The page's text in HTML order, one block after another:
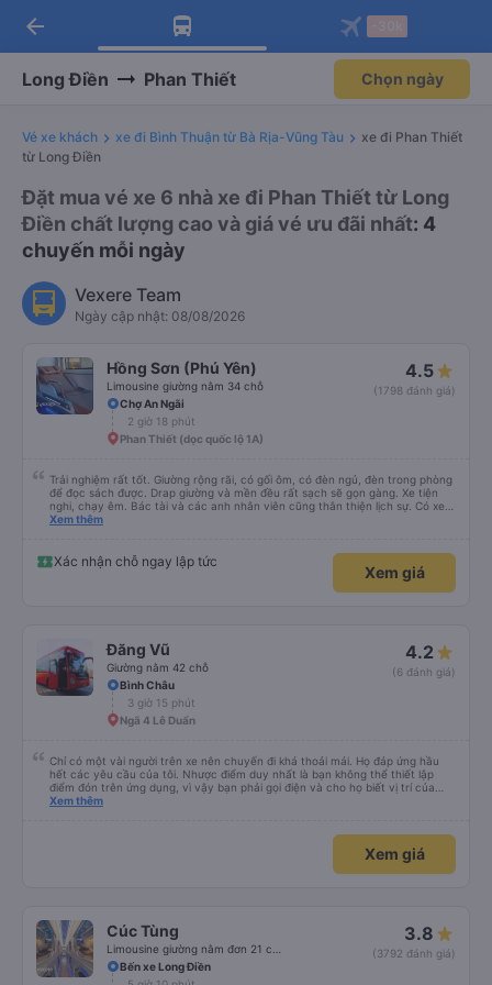
Tải app Vexere ngay!
Nhận ưu đãi thành viên độc
Mở app
Tải app Vexere
-30k/ghế khi đặt vé máy bay qua
Mở app
arrow_back
Long Điền Phan Thiết Chọn ngày
Vé xe khách xe đi Bình Thuận từ Bà Rịa-Vũng Tàu
xe đi Phan Thiết
từ Long Điền
Đặt mua vé xe 6 nhà xe đi Phan Thiết từ Long
Điền chất lượng cao và giá vé ưu đãi nhất: 4
chuyến mỗi ngày
Vexere Team
Ngày cập nhật: 08/08/2026
Hồng Sơn (Phú Yên)
Limousine giường nằm 34 chỗ
4.5
(1798 đánh giá)
Chợ An Ngãi
2 giờ 18 phút
Phan Thiết (dọc quốc lộ 1A)
Trải nghiệm rất tốt. Giường rộng rãi, có gối ôm, có đèn ngủ, đèn trong phòng
để đọc sách được. Drap giường và mền đều rất sạch sẽ gọn gàng. Xe tiện
nghi, chạy êm. Bác tài và các anh nhân viên cũng thân thiện lịch sự. Có xe
trung chuyển về nội thành thành phố tuy hoà rất tiện. Giá vé hợp lý. Nói
Xem thêm
Xác nhận chỗ ngay lập tức
Xem giá
Đăng Vũ
Giường nằm 42 chỗ
4.2
(6 đánh giá)
Bình Châu
3 giờ 15 phút
Ngã 4 Lê Duẩn
Chỉ có một vài người trên xe nên chuyến đi khá thoải mái. Họ đáp ứng hầu
hết các yêu cầu của tôi. Nhược điểm duy nhất là bạn không thể thiết lập
điểm đón trên ứng dụng, vì vậy bạn phải gọi điện và cho họ biết vị trí của
mình.
Xem thêm
Xem giá
Cúc Tùng 3.8
(3792 đánh giá)
Bến xe Long Điền